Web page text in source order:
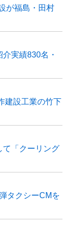
が福島・田村
実績830名・
建設工業の竹下
て「クーリング
タクシーCMを